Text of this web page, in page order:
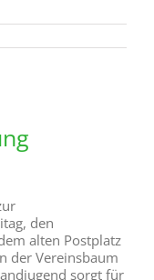
den
alten Postplatz
der Vereinsbaum
sorgt für